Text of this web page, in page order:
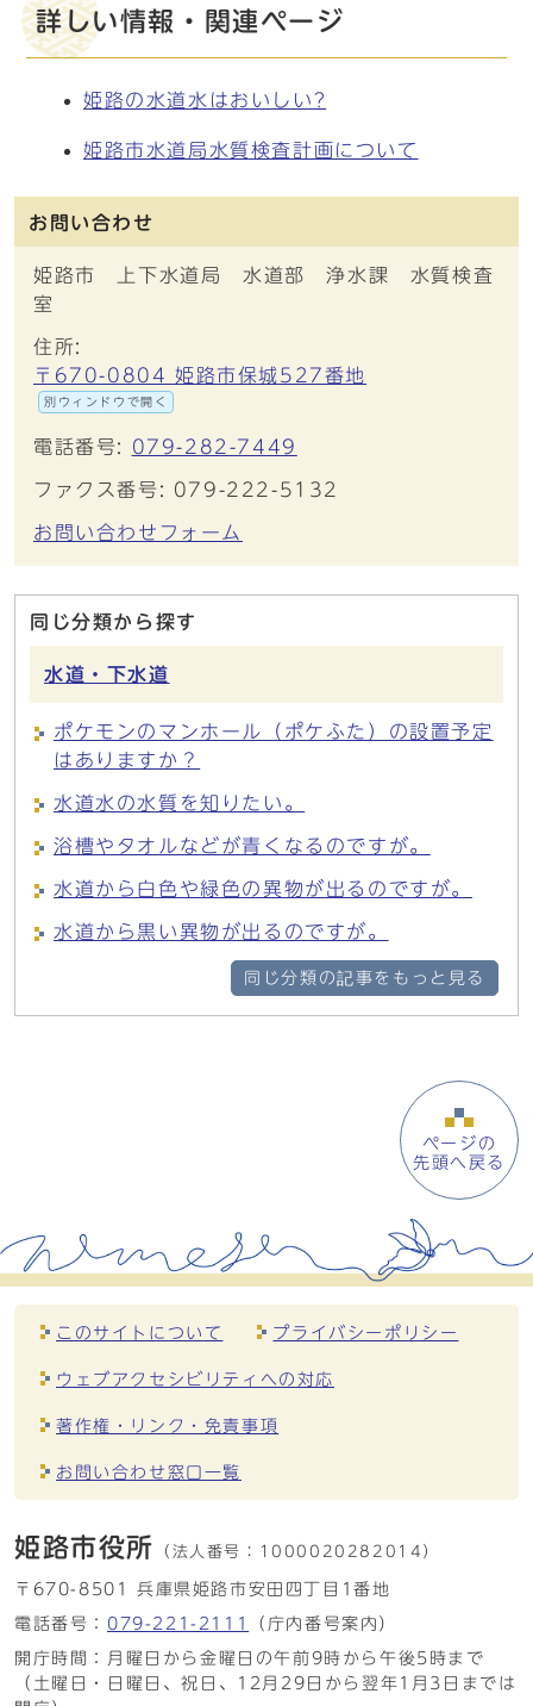
詳しい情報・関連ページ
姫路の水道水はおいしい?
姫路市水道局水質検査計画について
お問い合わせ
姫路市 上下水道局 水道部 浄水課 水質検査
室
住所:
〒670-0804 姫路市保城527番地
別ウィンドウで開く
電話番号: 079-282-7449
ファクス番号: 079-222-5132
お問い合わせフォーム
同じ分類から探す
水道・下水道
ポケモンのマンホール（ポケふた）の設置予定
はありますか？
水道水の水質を知りたい。
浴槽やタオルなどが青くなるのですが。
水道から白色や緑色の異物が出るのですが。
水道から黒い異物が出るのですが。
同じ分類の記事をもっと見る
ページの
先頭へ戻る
このサイトについて プライバシーポリシー
ウェブアクセシビリティへの対応
著作権・リンク・免責事項
お問い合わせ窓口一覧
姫路市役所 （法人番号： 1000020282014）
〒670-8501 兵庫県姫路市安田四丁目1番地
電話番号： 079-221-2111
（庁内番号案内）
開庁時間：月曜日から金曜日の午前9時から午後5時まで
（土曜日・日曜日、祝日、12月29日から翌年1月3日までは